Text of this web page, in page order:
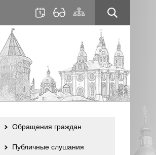
Обращения граждан
Публичные слушания